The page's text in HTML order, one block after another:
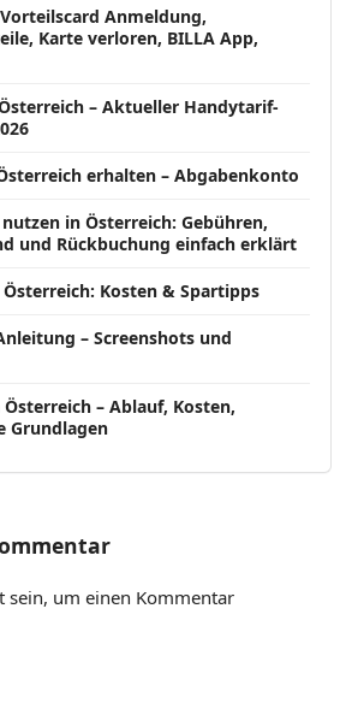
Anmeldung,
Karte verloren, BILLA App,
– Aktueller Handytarif-
erhalten – Abgabenkonto
in Österreich: Gebühren,
und Rückbuchung einfach erklärt
Kosten & Spartipps
– Screenshots und
– Ablauf, Kosten,
Grundlagen
sein, um einen Kommentar